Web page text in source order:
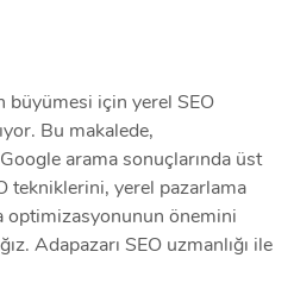
büyümesi için yerel SEO
Bu makalede,
arama sonuçlarında üst
tekniklerini, yerel pazarlama
optimizasyonunun önemini
Adapazarı SEO uzmanlığı ile